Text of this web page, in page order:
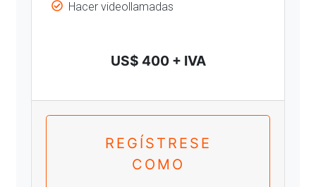
Hacer videollamadas
US$ 400 + IVA
REGÍSTRESE
COMO